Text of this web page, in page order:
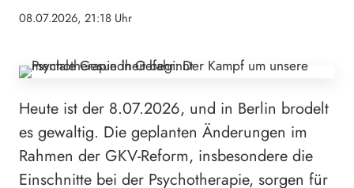
08.07.2026, 21:18 Uhr
Heute ist der 8.07.2026, und in Berlin brodelt
es gewaltig. Die geplanten Änderungen im
Rahmen der GKV-Reform, insbesondere die
Einschnitte bei der Psychotherapie, sorgen für